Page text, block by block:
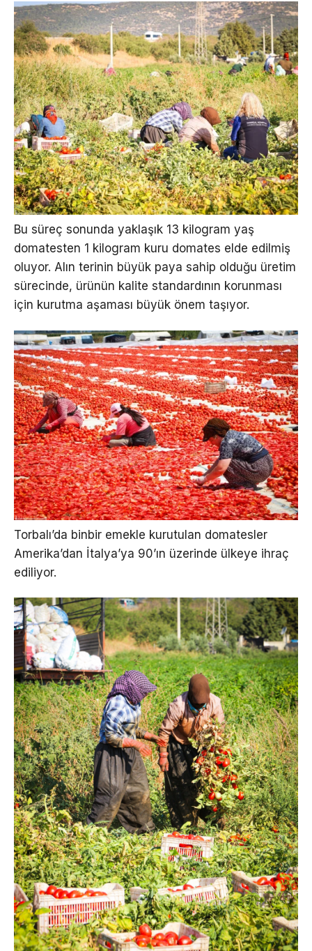
Bu süreç sonunda yaklaşık 13 kilogram yaş
domatesten 1 kilogram kuru domates elde edilmiş
oluyor. Alın terinin büyük paya sahip olduğu üretim
sürecinde, ürünün kalite standardının korunması
için kurutma aşaması büyük önem taşıyor.
Torbalı’da binbir emekle kurutulan domatesler
Amerika’dan İtalya’ya 90’ın üzerinde ülkeye ihraç
ediliyor.